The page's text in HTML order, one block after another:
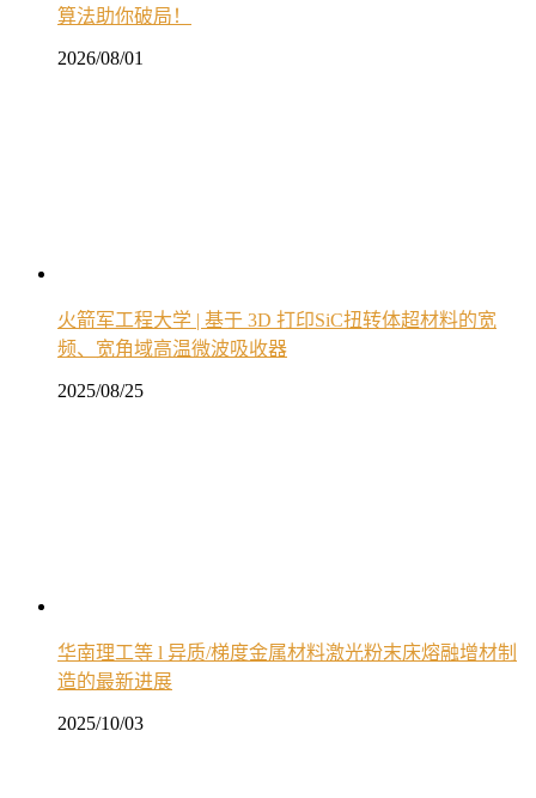
算法助你破局！
2026/08/01
火箭军工程大学 | 基于 3D 打印SiC扭转体超材料的宽
频、宽角域高温微波吸收器
2025/08/25
华南理工等 l 异质/梯度金属材料激光粉末床熔融增材制
造的最新进展
2025/10/03